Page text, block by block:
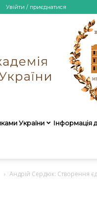
Увійти / приєднатися
України Інформація
Андрій Сердюк: Створення